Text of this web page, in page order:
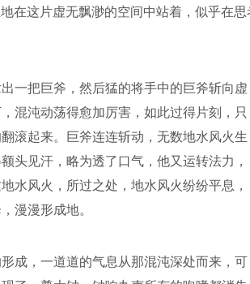
在这片虚无飘渺的空间中站着，似乎在思
一把巨斧，然后猛的将手中的巨斧斩向虚
混沌动荡得愈加厉害，如此过得片刻，只
滚起来。巨斧连连斩动，无数地水风火生
头见汗，略为透了口气，他又运转法力，
水风火，所过之处，地水风火纷纷平息，
漫漫形成地。
成，一道道的气息从那混沌深处而来，可